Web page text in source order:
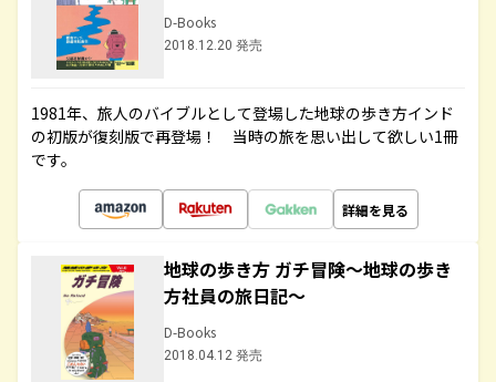
D-Books
2018.12.20 発売
1981年、旅人のバイブルとして登場した地球の歩き方インド
の初版が復刻版で再登場！ 当時の旅を思い出して欲しい1冊
です。
詳細を見る
地球の歩き方 ガチ冒険～地球の歩き
方社員の旅日記～
D-Books
2018.04.12 発売